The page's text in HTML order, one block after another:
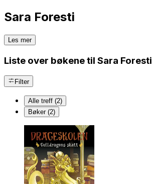
Sara Foresti
Les mer
Liste over bøkene til Sara Foresti
Filter
Alle treff (2)
Bøker (2)